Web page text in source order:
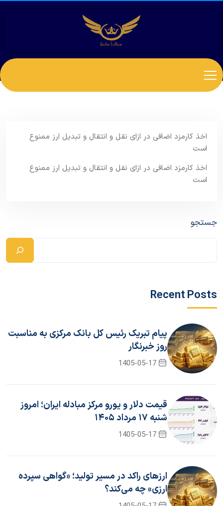
اخذ کارمزد اضافی در ازای نقل و انتقال و تبدیل ارز ممنوع
است
اخذ کارمزد اضافی در ازای نقل و انتقال و تبدیل ارز ممنوع
است
جستجو
Recent Posts
پیام تبریک رئیس کل بانک مرکزی به مناسبت
روز خبرنگار
1405-05-17
قیمت دلار و یورو مرکز مبادله ایران؛ امروز
شنبه ۱۷ مرداد ۱۴۰۵
1405-05-17
ارزهای راکد در مسیر تولید؛ «گواهی سپرده
ارزی» چه می‌کند؟